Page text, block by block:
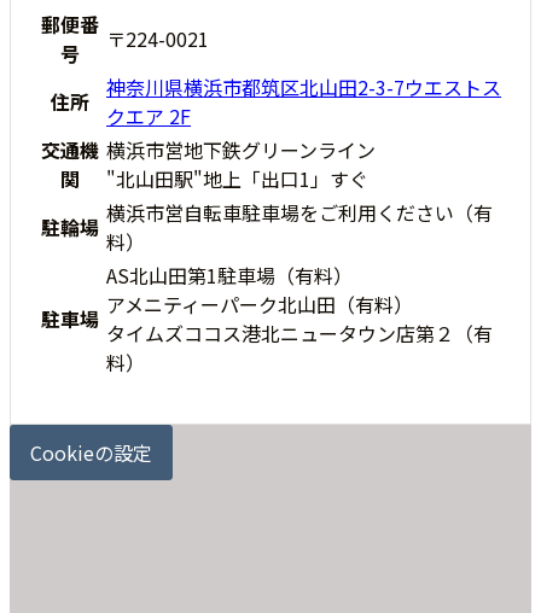
郵便番
号
〒224-0021
住所 神奈川県横浜市都筑区北山田2-3-7ウエストス
クエア 2F
交通機
関
横浜市営地下鉄グリーンライン
"北山田駅"地上「出口1」すぐ
駐輪場 横浜市営自転車駐車場をご利用ください（有
料）
駐車場
AS北山田第1駐車場（有料）
アメニティーパーク北山田（有料）
タイムズココス港北ニュータウン店第２（有
料）
Cookieの設定